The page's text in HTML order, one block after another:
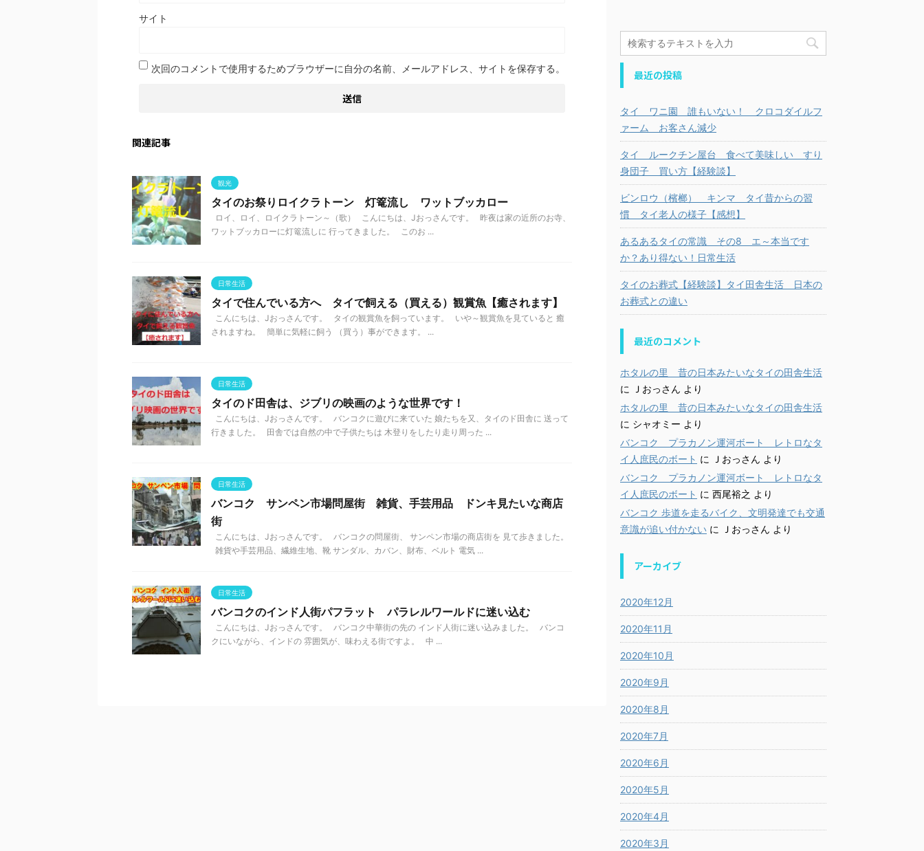
サイト
次回のコメントで使用するためブラウザーに自分の名前、メールアドレス、サイトを保存する。
関連記事
観光
タイのお祭りロイクラトーン 灯篭流し ワットブッカロー
ロイ、ロイ、ロイクラトーン～（歌） こんにちは、Jおっさんです。 昨夜は家の近所のお寺、
ワットブッカローに灯篭流しに 行ってきました。 このお ...
日常生活
タイで住んでいる方へ タイで飼える（買える）観賞魚【癒されます】
こんにちは、Jおっさんです。 タイの観賞魚を飼っています。 いや～観賞魚を見ていると 癒
されますね。 簡単に気軽に飼う （買う）事ができます。 ...
日常生活
タイのド田舎は、ジブリの映画のような世界です！
こんにちは、Jおっさんです。 バンコクに遊びに来ていた 娘たちを又、タイのド田舎に 送って
行きました。 田舎では自然の中で子供たちは 木登りをしたり走り周った ...
日常生活
バンコク サンペン市場問屋街 雑貨、手芸用品 ドンキ見たいな商店
街
こんにちは、Jおっさんです。 バンコクの問屋街、 サンペン市場の商店街を 見て歩きました。
雑貨や手芸用品、繊維生地、靴 サンダル、カバン、財布、ベルト 電気 ...
日常生活
バンコクのインド人街パフラット パラレルワールドに迷い込む
こんにちは、Jおっさんです。 バンコク中華街の先の インド人街に迷い込みました。 バンコ
クにいながら、インドの 雰囲気が、味わえる街ですよ。 中 ...
最近の投稿
タイ ワニ園 誰もいない！ クロコダイルフ
ァーム お客さん減少
タイ ルークチン屋台 食べて美味しい すり
身団子 買い方【経験談】
ビンロウ（檳榔） キンマ タイ昔からの習
慣 タイ老人の様子【感想】
あるあるタイの常識 その8 エ～本当です
か？あり得ない！日常生活
タイのお葬式【経験談】タイ田舎生活 日本の
お葬式との違い
最近のコメント
ホタルの里 昔の日本みたいなタイの田舎生活
に
Ｊおっさん より
ホタルの里 昔の日本みたいなタイの田舎生活
に シャオミー より
バンコク プラカノン運河ボート レトロなタ
イ人庶民のボート に Ｊおっさん より
バンコク プラカノン運河ボート レトロなタ
イ人庶民のボート に 西尾裕之 より
バンコク 歩道を走るバイク、文明発達でも交通
意識が追い付かない に Ｊおっさん より
アーカイブ
2020年12月
2020年11月
2020年10月
2020年9月
2020年8月
2020年7月
2020年6月
2020年5月
2020年4月
2020年3月